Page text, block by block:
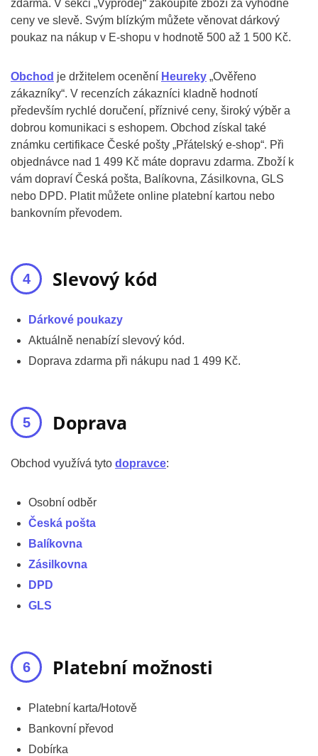
zdarma. V sekci „Výprodej“ zakoupíte zboží za výhodné
ceny ve slevě. Svým blízkým můžete věnovat dárkový
poukaz na nákup v E-shopu v hodnotě 500 až 1 500 Kč.
Obchod je držitelem ocenění Heureky „Ověřeno
zákazníky“. V recenzích zákazníci kladně hodnotí
především rychlé doručení, příznivé ceny, široký výběr a
dobrou komunikaci s eshopem. Obchod získal také
známku certifikace České pošty „Přátelský e-shop“. Při
objednávce nad 1 499 Kč máte dopravu zdarma. Zboží k
vám dopraví Česká pošta, Balíkovna, Zásilkovna, GLS
nebo DPD. Platit můžete online platební kartou nebo
bankovním převodem.
Slevový kód
Dárkové poukazy
Aktuálně nenabízí slevový kód.
Doprava zdarma při nákupu nad 1 499 Kč.
Doprava
Obchod využívá tyto dopravce:
Osobní odběr
Česká pošta
Balíkovna
Zásilkovna
DPD
GLS
Platební možnosti
Platební karta/Hotově
Bankovní převod
Dobírka